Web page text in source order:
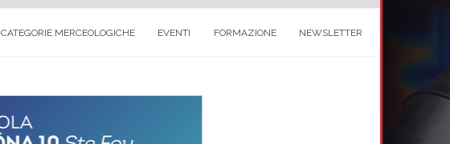
CATEGORIE MERCEOLOGICHE EVENTI FORMAZIONE NEWSLETTER